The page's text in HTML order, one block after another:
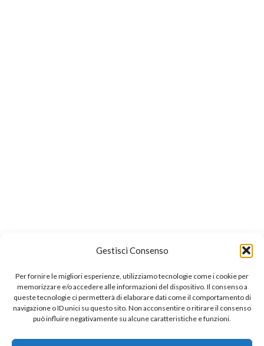
Gestisci Consenso
Per fornire le migliori esperienze, utilizziamo tecnologie come i cookie per
memorizzare e/o accedere alle informazioni del dispositivo. Il consenso a
queste tecnologie ci permetterà di elaborare dati come il comportamento di
navigazione o ID unici su questo sito. Non acconsentire o ritirare il consenso
può influire negativamente su alcune caratteristiche e funzioni.